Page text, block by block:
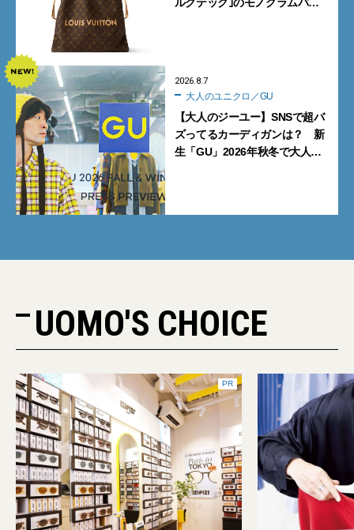
ルクテック｣のモノグラムバッ
2026.8.7
大人のユニクロ／GU
【大人のジーユー】SNSで超バ
ズってるカーディガンは？ 新
生「GU」2026年秋冬で大人メ
UOMO'S CHOICE